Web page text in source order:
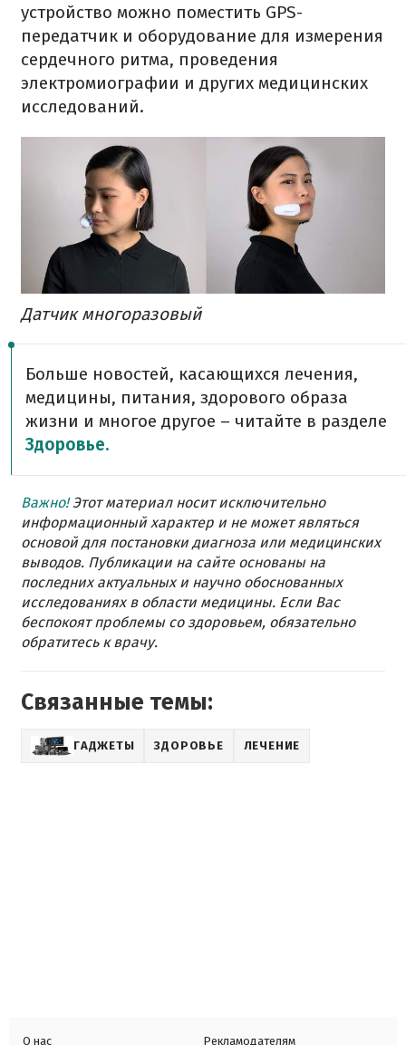
устройство можно поместить GPS-
передатчик и оборудование для измерения
сердечного ритма, проведения
электромиографии и других медицинских
исследований.
Датчик многоразовый
Больше новостей, касающихся лечения,
медицины, питания, здорового образа
жизни и многое другое – читайте в разделе
Здоровье.
Важно!Этот материал носит исключительно
информационный характер и не может являться
основой для постановки диагноза или медицинских
выводов. Публикации на сайте основаны на
последних актуальных и научно обоснованных
исследованиях в области медицины. Если Вас
беспокоят проблемы со здоровьем, обязательно
обратитесь к врачу.
Связанные темы:
ГАДЖЕТЫ ЗДОРОВЬЕ ЛЕЧЕНИЕ
О нас Рекламодателям